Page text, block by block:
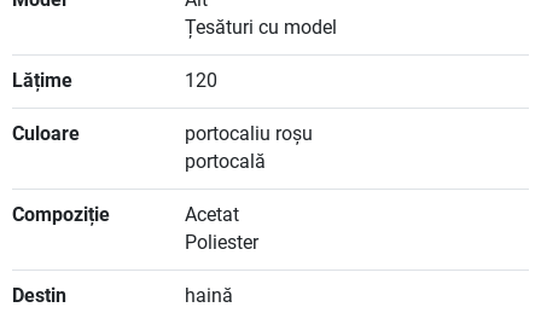
Țesături cu model
Lățime 120
Culoare
portocaliu roșu
portocală
Compoziție
Acetat
Poliester
Destin
haină